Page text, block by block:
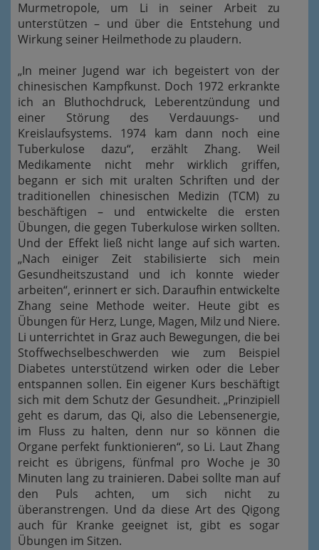
Murmetropole, um Li in seiner Arbeit zu
unterstützen – und über die Entstehung und
Wirkung seiner Heilmethode zu plaudern.
„In meiner Jugend war ich begeistert von der
chinesischen Kampfkunst. Doch 1972 erkrankte
ich an Bluthochdruck, Leberentzündung und
einer Störung des Verdauungs- und
Kreislaufsystems. 1974 kam dann noch eine
Tuberkulose dazu“, erzählt Zhang. Weil
Medikamente nicht mehr wirklich griffen,
begann er sich mit uralten Schriften und der
traditionellen chinesischen Medizin (TCM) zu
beschäftigen – und entwickelte die ersten
Übungen, die gegen Tuberkulose wirken sollten.
Und der Effekt ließ nicht lange auf sich warten.
„Nach einiger Zeit stabilisierte sich mein
Gesundheitszustand und ich konnte wieder
arbeiten“, erinnert er sich. Daraufhin entwickelte
Zhang seine Methode weiter. Heute gibt es
Übungen für Herz, Lunge, Magen, Milz und Niere.
Li unterrichtet in Graz auch Bewegungen, die bei
Stoffwechselbeschwerden wie zum Beispiel
Diabetes unterstützend wirken oder die Leber
entspannen sollen. Ein eigener Kurs beschäftigt
sich mit dem Schutz der Gesundheit. „Prinzipiell
geht es darum, das Qi, also die Lebensenergie,
im Fluss zu halten, denn nur so können die
Organe perfekt funktionieren“, so Li. Laut Zhang
reicht es übrigens, fünfmal pro Woche je 30
Minuten lang zu trainieren. Dabei sollte man auf
den Puls achten, um sich nicht zu
überanstrengen. Und da diese Art des Qigong
auch für Kranke geeignet ist, gibt es sogar
Übungen im Sitzen.